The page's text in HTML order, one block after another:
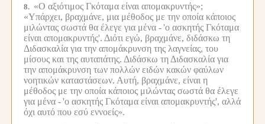
8. «Ο αξιότιμος Γκόταμα είναι απομακρυντής»;
«Υπάρχει, βραχμάνε, μια μέθοδος με την οποία κάποιος
μιλώντας σωστά θα έλεγε για μένα -'ο ασκητής Γκόταμα
είναι απομακρυντής'. Διότι εγώ, βραχμάνε, διδάσκω τη
Διδασκαλία για την απομάκρυνση της λαγνείας, του
μίσους και της αυταπάτης. Διδάσκω τη Διδασκαλία για
την απομάκρυνση των πολλών ειδών κακών φαύλων
νοητικών καταστάσεων. Αυτή, βραχμάνε, είναι η
μέθοδος με την οποία κάποιος μιλώντας σωστά θα έλεγε
για μένα -'ο ασκητής Γκόταμα είναι απομακρυντής', αλλά
όχι αυτό που εσύ εννοείς».